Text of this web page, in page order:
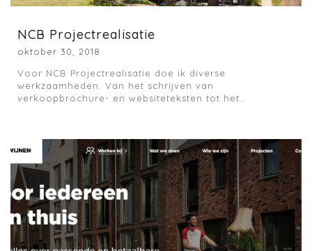
NCB Projectrealisatie
oktober 30, 2018
Voor NCB Projectrealisatie doe ik diverse
werkzaamheden. Van het schrijven van
verkoopbrochure- en websiteteksten tot het…